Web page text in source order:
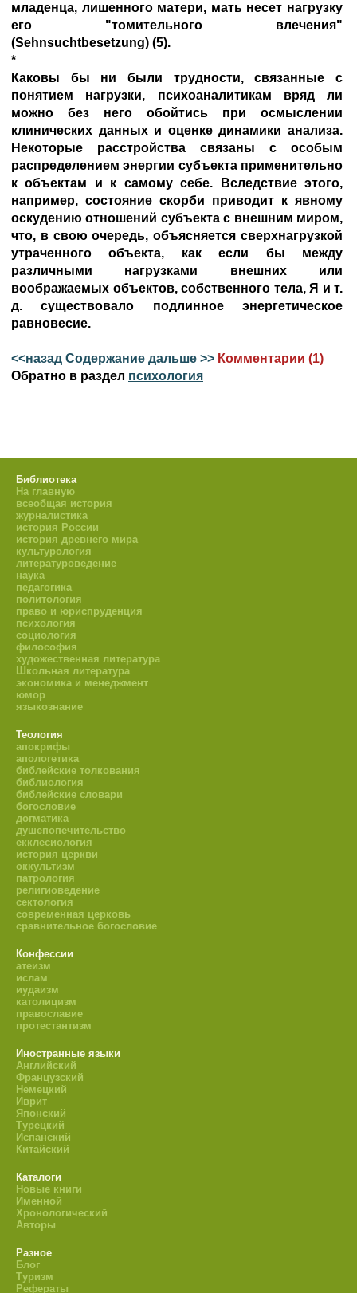
младенца, лишенного матери, мать несет нагрузку
его "томительного влечения"
(Sehnsuchtbesetzung) (5).
*
Каковы бы ни были трудности, связанные с
понятием нагрузки, психоаналитикам вряд ли
можно без него обойтись при осмыслении
клинических данных и оценке динамики анализа.
Некоторые расстройства связаны с особым
распределением энергии субъекта применительно
к объектам и к самому себе. Вследствие этого,
например, состояние скорби приводит к явному
оскудению отношений субъекта с внешним миром,
что, в свою очередь, объясняется сверхнагрузкой
утраченного объекта, как если бы между
различными нагрузками внешних или
воображаемых объектов, собственного тела, Я и т.
д. существовало подлинное энергетическое
равновесие.
<<назад Содержание дальше >> Комментарии (1)
Обратно в раздел психология
Библиотека
На главную
всеобщая история
журналистика
история России
история древнего мира
культурология
литературоведение
наука
педагогика
политология
право и юриспруденция
психология
социология
философия
художественная литература
Школьная литература
экономика и менеджмент
юмор
языкознание
Теология
апокрифы
апологетика
библейские толкования
библиология
библейские словари
богословие
догматика
душепопечительство
екклесиология
история церкви
оккультизм
патрология
религиоведение
сектология
современная церковь
сравнительное богословие
Конфессии
атеизм
ислам
иудаизм
католицизм
православие
протестантизм
Иностранные языки
Английский
Французский
Немецкий
Иврит
Японский
Турецкий
Испанский
Китайский
Каталоги
Новые книги
Именной
Хронологический
Авторы
Разное
Блог
Туризм
Рефераты